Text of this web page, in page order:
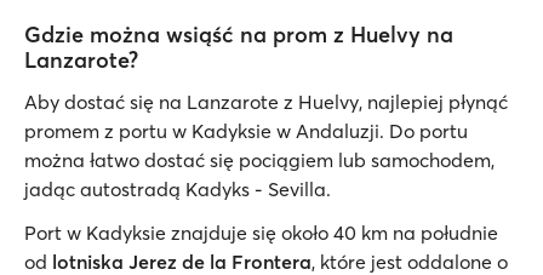
Gdzie można wsiąść na prom z Huelvy na
Lanzarote?
Aby dostać się na Lanzarote z Huelvy, najlepiej płynąć
promem z portu w Kadyksie w Andaluzji. Do portu
można łatwo dostać się pociągiem lub samochodem,
jadąc autostradą Kadyks - Sevilla.
Port w Kadyksie znajduje się około 40 km na południe
od lotniska Jerez de la Frontera, które jest oddalone o